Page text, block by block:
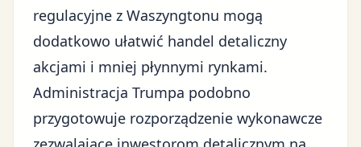
regulacyjne z Waszyngtonu mogą
dodatkowo ułatwić handel detaliczny
akcjami i mniej płynnymi rynkami.
Administracja Trumpa podobno
przygotowuje rozporządzenie wykonawcze